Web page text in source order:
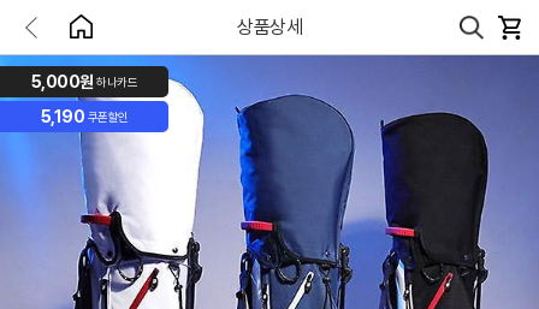
상품상세
5,000원 하나카드
5,190 쿠폰할인